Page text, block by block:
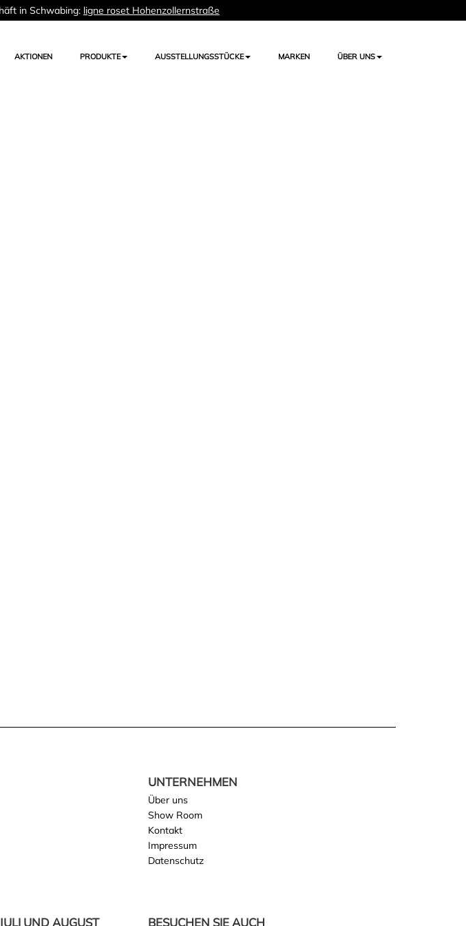
in Schwabing: ligne roset Hohenzollernstraße
AKTIONEN PRODUKTE AUSSTELLUNGSSTÜCKE MARKEN ÜBER UNS
UNTERNEHMEN
Über uns
Show Room
Kontakt
Impressum
Datenschutz
UND AUGUST BESUCHEN SIE AUCH